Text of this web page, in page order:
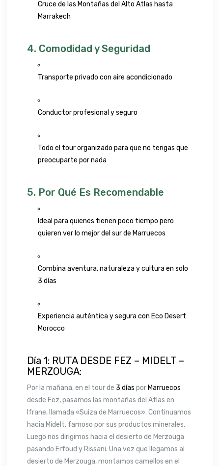
Cruce de las Montañas del Alto Atlas hasta
Marrakech
4. Comodidad y Seguridad
Transporte privado con aire acondicionado
Conductor profesional y seguro
Todo el tour organizado para que no tengas que
preocuparte por nada
5. Por Qué Es Recomendable
Ideal para quienes tienen poco tiempo pero
quieren ver lo mejor del sur de Marruecos
Combina aventura, naturaleza y cultura en solo
3 días
Experiencia auténtica y segura con Eco Desert
Morocco
Día 1: RUTA DESDE FEZ – MIDELT –
MERZOUGA:
Por la mañana, en el tour de 3 días por Marruecos
desde Fez, pasamos las montañas del Atlas en
Ifrane, llamada «Suiza de Marruecos». Continuamos
hacia Midelt, famoso por sus productos minerales.
Luego nos dirigimos hacia el desierto de Merzouga
pasando Erfoud y Rissani. Una vez que llegamos al
desierto de Merzouga, montamos camellos en el